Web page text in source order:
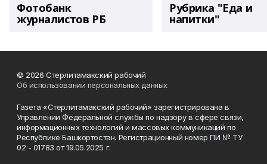
Фотобанк
журналистов РБ
Рубрика "Еда и
напитки"
© 2026 Стерлитамакский рабочий
Об использовании персональных данных
Газета «Стерлитамакский рабочий» зарегистрирована в
Управлении Федеральной службы по надзору в сфере связи,
информационных технологий и массовых коммуникаций по
Республике Башкортостан. Регистрационный номер ПИ № ТУ
02 - 01783 от 19.05.2025 г.